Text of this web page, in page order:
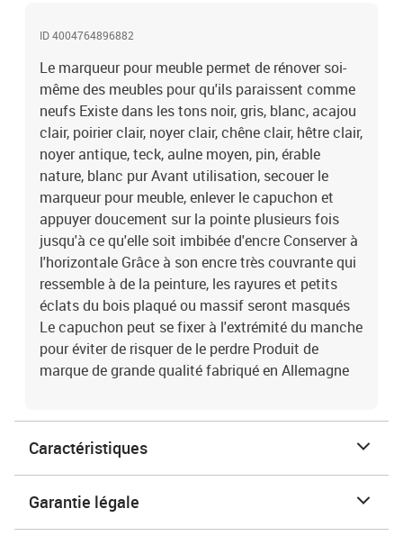
ID 4004764896882
Le marqueur pour meuble permet de rénover soi-
même des meubles pour qu'ils paraissent comme
neufs Existe dans les tons noir, gris, blanc, acajou
clair, poirier clair, noyer clair, chêne clair, hêtre clair,
noyer antique, teck, aulne moyen, pin, érable
nature, blanc pur Avant utilisation, secouer le
marqueur pour meuble, enlever le capuchon et
appuyer doucement sur la pointe plusieurs fois
jusqu'à ce qu'elle soit imbibée d'encre Conserver à
l'horizontale Grâce à son encre très couvrante qui
ressemble à de la peinture, les rayures et petits
éclats du bois plaqué ou massif seront masqués
Le capuchon peut se fixer à l'extrémité du manche
pour éviter de risquer de le perdre Produit de
marque de grande qualité fabriqué en Allemagne
Caractéristiques
Garantie légale